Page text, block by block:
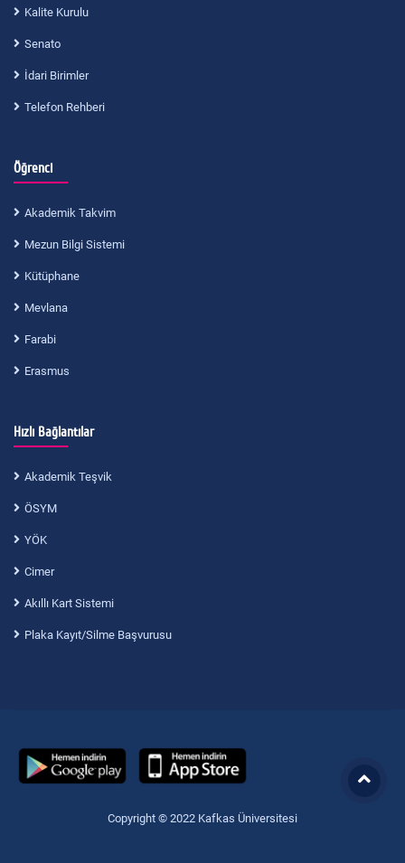
Kalite Kurulu
Senato
İdari Birimler
Telefon Rehberi
Öğrenci
Akademik Takvim
Mezun Bilgi Sistemi
Kütüphane
Mevlana
Farabi
Erasmus
Hızlı Bağlantılar
Akademik Teşvik
ÖSYM
YÖK
Cimer
Akıllı Kart Sistemi
Plaka Kayıt/Silme Başvurusu
Copyright © 2022 Kafkas Üniversitesi